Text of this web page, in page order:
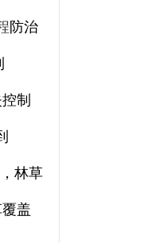
防治
制
，林草
覆盖